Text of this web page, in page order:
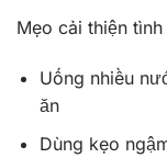
Mẹo cải thiện
Uống nhiều
ăn
Dùng kẹo